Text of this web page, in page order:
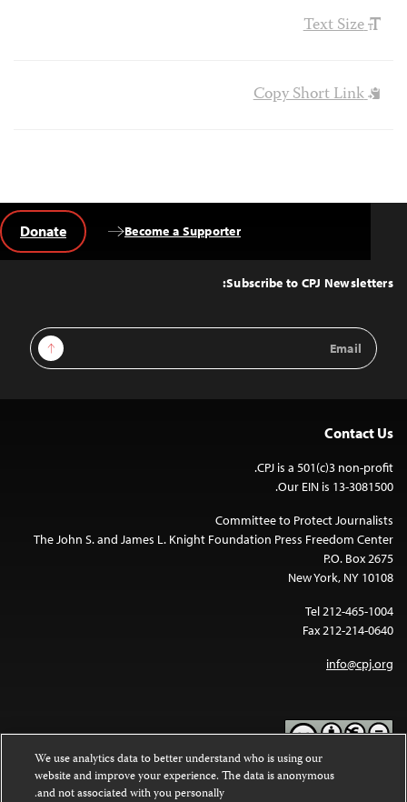
Text Size
Copy Short Link
Top
Subscribe to CPJ Newsletters:
Email
Address
Sign Up
Become a Supporter
Donate
Contact Us
CPJ is a 501(c)3 non-profit.
Our EIN is 13-3081500.
Committee to Protect Journalists
The John S. and James L. Knight Foundation Press Freedom Center
P.O. Box 2675
New York, NY 10108
Tel 212-465-1004
Fax 212-214-0640
info@cpj.org
Except where noted, text on this website is licensed under a
We use analytics data to better understand who is using our
website and improve your experience. The data is anonymous
and not associated with you personally.